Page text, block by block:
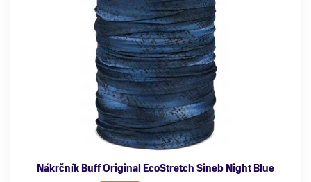
Nákrčník Buff Original EcoStretch Sineb Night Blue